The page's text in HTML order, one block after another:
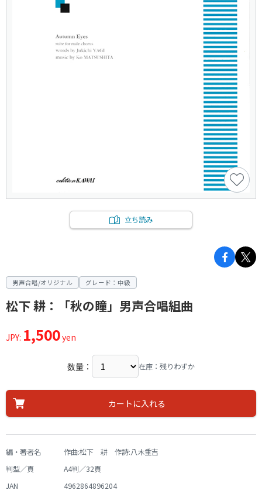
立ち読み
男声合唱/オリジナル グレード：中級
松下 耕：「秋の瞳」男声合唱組曲
JPY: 1,500yen
数量： 在庫：残りわずか
カートに入れる
編・著者名
作曲:松下 耕 作詩:八木重吉
判型／頁
A4判／32頁
JAN
4962864896204